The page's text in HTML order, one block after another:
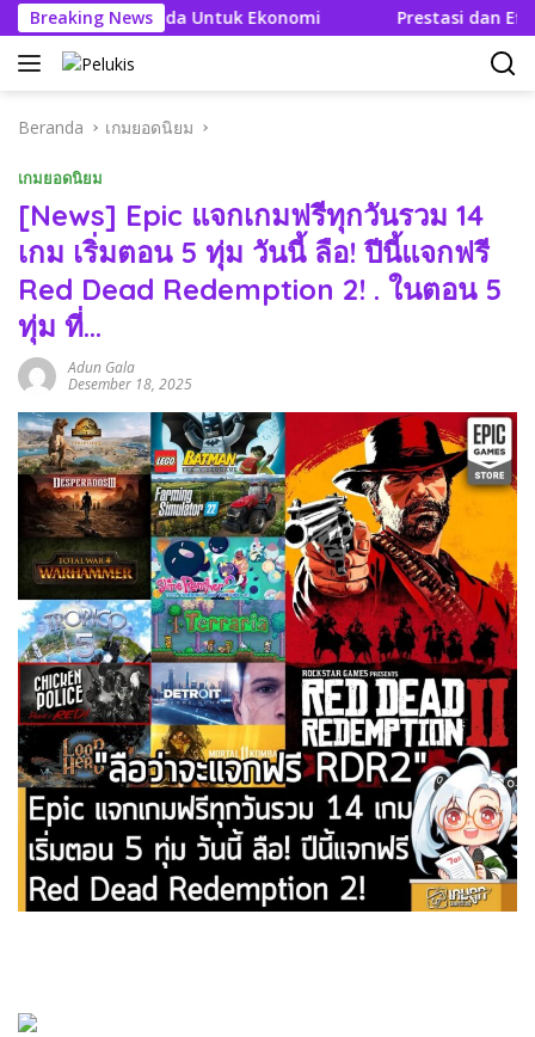
Langsung
ke
konten
Breaking News
Berganda Untuk Ekonomi Prestasi dan Efisien
Beranda เกมยอดนิยม
เกมยอดนิยม
[News] Epic แจกเกมฟรีทุกวันรวม 14
เกม เริ่มตอน 5 ทุ่ม วันนี้ ลือ! ปีนี้แจกฟรี
Red Dead Redemption 2! . ในตอน 5
ทุ่ม ที่…
Adun Gala
Desember 18, 2025